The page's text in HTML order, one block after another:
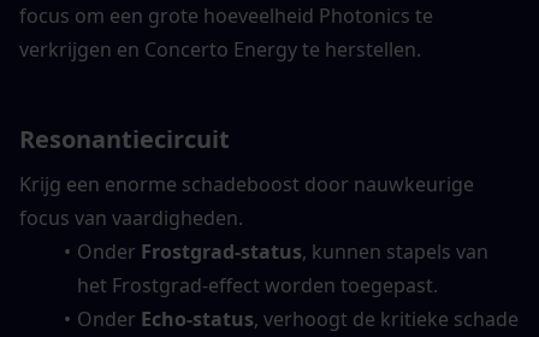
focus om een grote hoeveelheid Photonics te
verkrijgen en Concerto Energy te herstellen.
Resonantiecircuit
Krijg een enorme schadeboost door nauwkeurige
focus van vaardigheden.
Onder Frostgrad-status, kunnen stapels van
het Frostgrad-effect worden toegepast.
Onder Echo-status, verhoogt de kritieke schade